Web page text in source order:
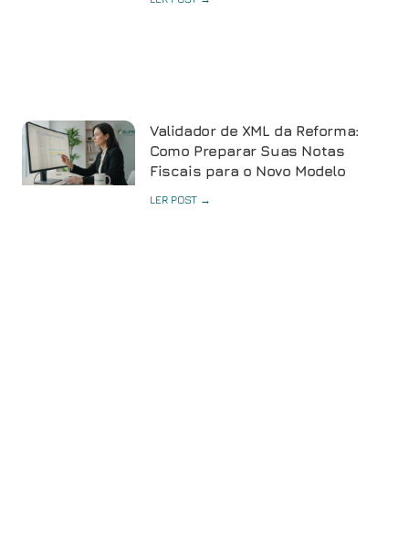
Validador de XML da Reforma:
Como Preparar Suas Notas
Fiscais para o Novo Modelo
LER POST →